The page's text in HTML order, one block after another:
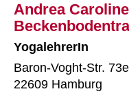
Andrea
YogalehrerIn
Baron-Voght-Str. 73e
22609 Hamburg